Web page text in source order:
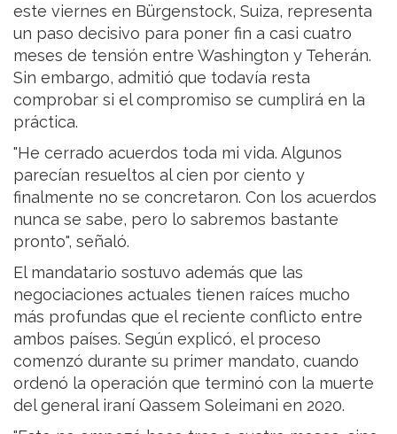
este viernes en Bürgenstock, Suiza, representa
un paso decisivo para poner fin a casi cuatro
meses de tensión entre Washington y Teherán.
Sin embargo, admitió que todavía resta
comprobar si el compromiso se cumplirá en la
práctica.
"He cerrado acuerdos toda mi vida. Algunos
parecían resueltos al cien por ciento y
finalmente no se concretaron. Con los acuerdos
nunca se sabe, pero lo sabremos bastante
pronto", señaló.
El mandatario sostuvo además que las
negociaciones actuales tienen raíces mucho
más profundas que el reciente conflicto entre
ambos países. Según explicó, el proceso
comenzó durante su primer mandato, cuando
ordenó la operación que terminó con la muerte
del general iraní Qassem Soleimani en 2020.